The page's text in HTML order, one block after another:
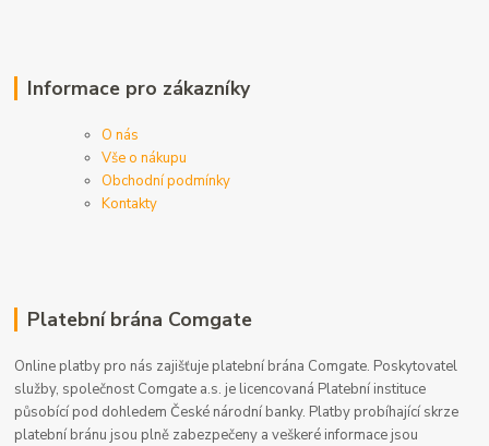
Informace pro zákazníky
O nás
Vše o nákupu
Obchodní podmínky
Kontakty
Platební brána Comgate
Online platby pro nás zajišťuje platební brána Comgate. Poskytovatel
služby, společnost Comgate a.s. je licencovaná Platební instituce
působící pod dohledem České národní banky. Platby probíhající skrze
platební bránu jsou plně zabezpečeny a veškeré informace jsou